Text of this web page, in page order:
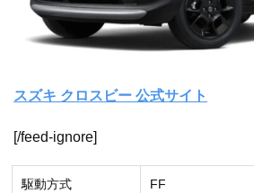
スズキ クロスビー 公式サイト
[/feed-ignore]
駆動方式
FF